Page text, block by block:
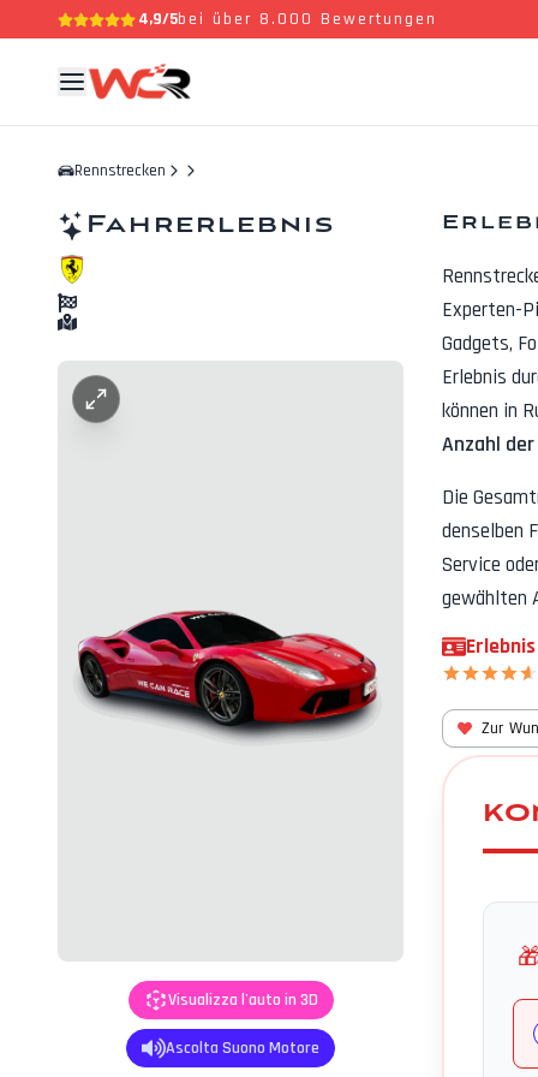
4,9/5bei über 8.000 Bewertungen
Rennstrecken
Fahrerlebnis
Visualizza l'auto in 3D
Ascolta Suono Motore
Experten-
Gadgets,
Erlebnis
können in
Anzahl
Die
denselben
Service
gewählten
Zur